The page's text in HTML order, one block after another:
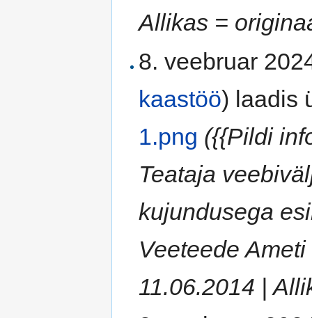
Allikas =
8. veebruar
kaastöö) laadis
1.png ({{Pildi
Teataja
kujundusega
Veeteede
11.06.2014 |